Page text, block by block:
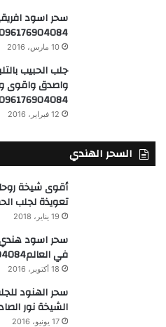
سحر اسود
10 مارس، 2016
جلب الحبيب
واصدق واقوى
12 فبراير، 2016
السحر الهندي
تعويذة لجلب
19 يناير، 2018
سحر اسود هندي
في العالم0096176904084
18 أكتوبر، 2016
سحر الهنود
الشيخة نور الصادقة
17 يونيو، 2016